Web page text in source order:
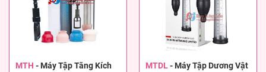
MTH - Máy Tập Tăng Kích
MTDL- Máy Tập Dương Vật